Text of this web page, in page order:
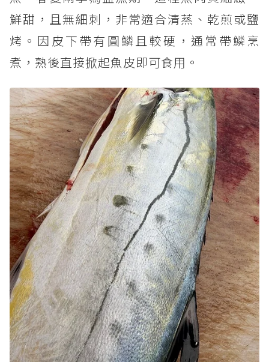
鮮甜，且無細刺，非常適合清蒸、乾煎或鹽
烤。因皮下帶有圓鱗且較硬，通常帶鱗烹
煮，熟後直接掀起魚皮即可食用。